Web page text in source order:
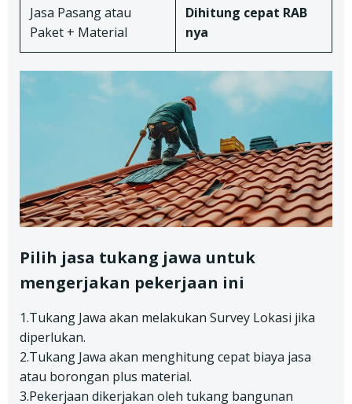
Jasa Pasang atau
Paket + Material
Dihitung cepat RAB
nya
Pilih jasa tukang jawa untuk
mengerjakan pekerjaan ini
1.Tukang Jawa akan melakukan Survey Lokasi jika
diperlukan.
2.Tukang Jawa akan menghitung cepat biaya jasa
atau borongan plus material.
3.Pekerjaan dikerjakan oleh tukang bangunan